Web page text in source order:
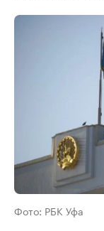
Фото: РБК Уфа